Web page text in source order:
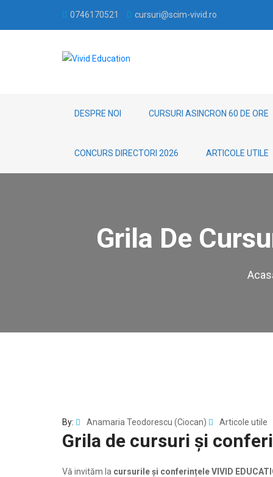
0746170521 cursuri@scim-vivid.ro
DESPRE NOI CURSURI ASINCRON 60 DE ORE
CONCURS DIRECTORI 2026 ARTICOLE UTILE
Grila De
By: Anamaria Teodorescu (Ciocan) Articole utile
Grila de cursuri și
Vă invităm la cursurile și conferințele VIVID